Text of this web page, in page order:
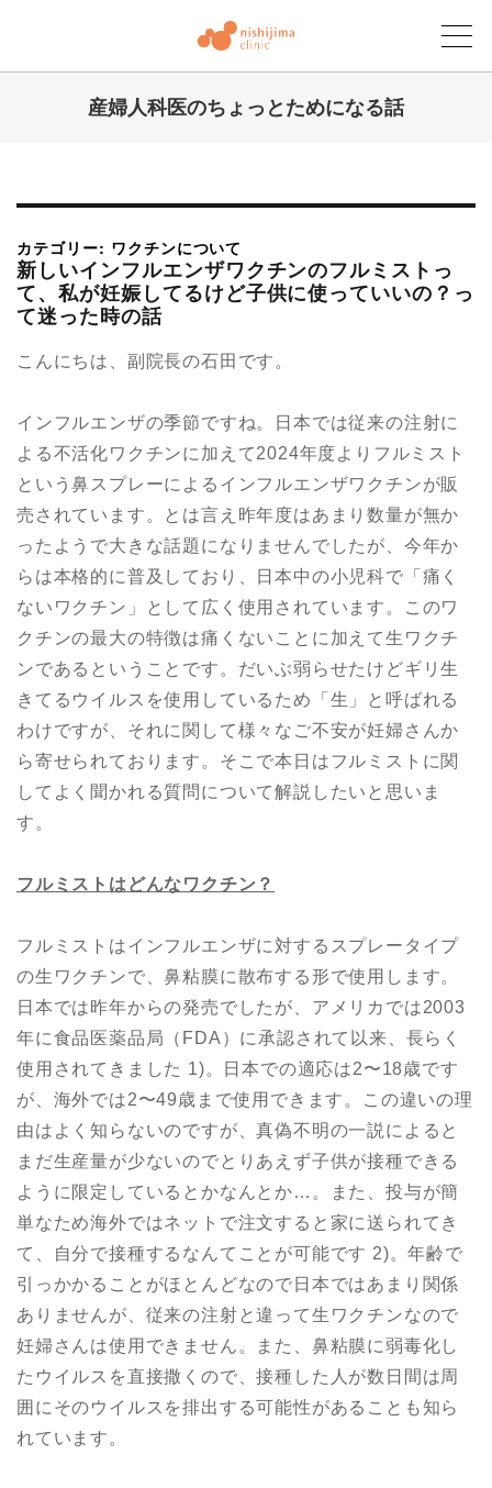
産婦人科医のちょっとためになる話
カテゴリー: ワクチンについて
新しいインフルエンザワクチンのフルミストっ
て、私が妊娠してるけど子供に使っていいの？っ
て迷った時の話
こんにちは、副院長の石田です。
インフルエンザの季節ですね。日本では従来の注射に
よる不活化ワクチンに加えて2024年度よりフルミスト
という鼻スプレーによるインフルエンザワクチンが販
売されています。とは言え昨年度はあまり数量が無か
ったようで大きな話題になりませんでしたが、今年か
らは本格的に普及しており、日本中の小児科で「痛く
ないワクチン」として広く使用されています。このワ
クチンの最大の特徴は痛くないことに加えて生ワクチ
ンであるということです。だいぶ弱らせたけどギリ生
きてるウイルスを使用しているため「生」と呼ばれる
わけですが、それに関して様々なご不安が妊婦さんか
ら寄せられております。そこで本日はフルミストに関
してよく聞かれる質問について解説したいと思いま
す。
フルミストはどんなワクチン？
フルミストはインフルエンザに対するスプレータイプ
の生ワクチンで、鼻粘膜に散布する形で使用します。
日本では昨年からの発売でしたが、アメリカでは2003
年に食品医薬品局（FDA）に承認されて以来、長らく
使用されてきました 1)。日本での適応は2〜18歳です
が、海外では2〜49歳まで使用できます。この違いの理
由はよく知らないのですが、真偽不明の一説によると
まだ生産量が少ないのでとりあえず子供が接種できる
ように限定しているとかなんとか…。また、投与が簡
単なため海外ではネットで注文すると家に送られてき
て、自分で接種するなんてことが可能です 2)。年齢で
引っかかることがほとんどなので日本ではあまり関係
ありませんが、従来の注射と違って生ワクチンなので
妊婦さんは使用できません。また、鼻粘膜に弱毒化し
たウイルスを直接撒くので、接種した人が数日間は周
囲にそのウイルスを排出する可能性があることも知ら
れています。